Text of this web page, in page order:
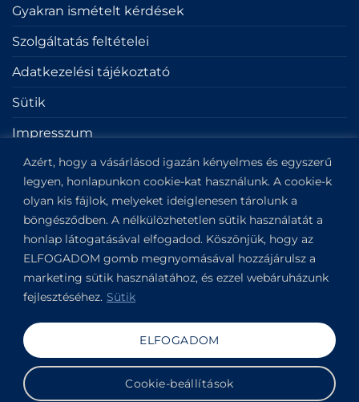
Azért, hogy a vásárlásod igazán kényelmes és egyszerű
legyen, honlapunkon cookie-kat használunk. A cookie-k
olyan kis fájlok, melyeket ideiglenesen tárolunk a
böngésződben. A nélkülözhetetlen sütik használatát a
honlap látogatásával elfogadod. Köszönjük, hogy az
ELFOGADOM gomb megnyomásával hozzájárulsz a
marketing sütik használatához, és ezzel webáruházunk
fejlesztéséhez. Sütik
Cookie-beállítások
ELFOGADOM
Gyakran ismételt kérdések
Szolgáltatás feltételei
Adatkezelési tájékoztató
Sütik
Impresszum
KAPCSOLAT
Kapitány utca 6.
Budapest,1123
View on Google Maps
+36304649191
Copyright 2019-2026 ©VANDOR studio®. All rights
reserved.